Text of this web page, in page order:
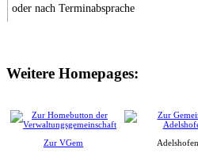
oder nach Terminabsprache
Weitere Homepages:
Zur VGem Adelshofen